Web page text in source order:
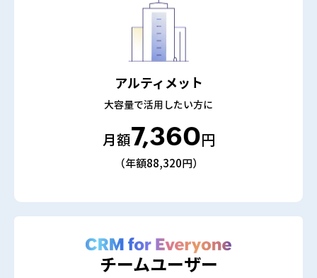
アルティメット
大容量で活用したい方に
月額7,360円
（年額88,320円）
チームユーザー